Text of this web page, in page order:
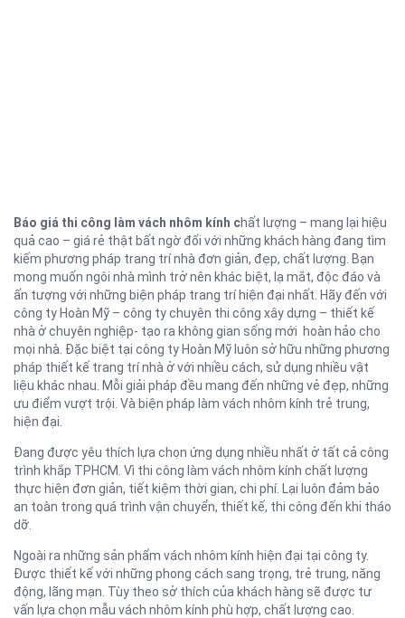
Báo giá thi công làm vách nhôm kính chất lượng – mang lại hiệu
quả cao – giá rẻ thật bất ngờ đối với những khách hàng đang tìm
kiếm phương pháp trang trí nhà đơn giản, đẹp, chất lượng. Bạn
mong muốn ngôi nhà mình trở nên khác biệt, lạ mắt, độc đáo và
ấn tượng với những biện pháp trang trí hiện đại nhất. Hãy đến với
công ty Hoàn Mỹ – công ty chuyên thi công xây dựng – thiết kế
nhà ở chuyên nghiệp- tạo ra không gian sống mới hoàn hảo cho
mọi nhà. Đặc biệt tại công ty Hoàn Mỹ luôn sở hữu những phương
pháp thiết kế trang trí nhà ở với nhiều cách, sử dụng nhiều vật
liệu khác nhau. Mỗi giải pháp đều mang đến những vẻ đẹp, những
ưu điểm vượt trội. Và biện pháp làm vách nhôm kính trẻ trung,
hiện đại.
Đang được yêu thích lựa chọn ứng dụng nhiều nhất ở tất cả công
trình khắp TPHCM. Vì thi công làm vách nhôm kính chất lượng
thực hiện đơn giản, tiết kiệm thời gian, chi phí. Lại luôn đảm bảo
an toàn trong quá trình vận chuyển, thiết kế, thi công đến khi tháo
dỡ.
Ngoài ra những sản phẩm vách nhôm kính hiện đại tại công ty.
Được thiết kế với những phong cách sang trọng, trẻ trung, năng
động, lãng mạn. Tùy theo sở thích của khách hàng sẽ được tư
vấn lựa chọn mẫu vách nhôm kính phù hợp, chất lượng cao.